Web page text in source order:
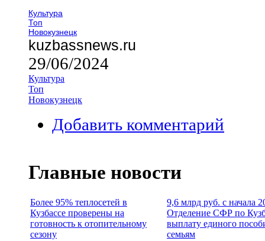
Культура
Топ
Новокузнецк
kuzbassnews.ru
29/06/2024
Культура
Топ
Новокузнецк
Добавить комментарий
Главные новости
Более 95% теплосетей в
Кузбассе проверены на
готовность к отопительному
сезону
9,6 млрд руб. с начала
Отделение СФР по
выплату единого
семьям